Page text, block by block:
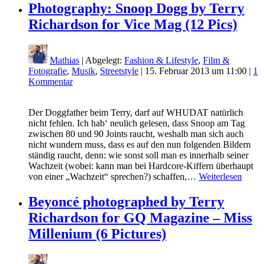
Photography: Snoop Dogg by Terry
Richardson for Vice Mag (12 Pics)
Mathias | Abgelegt: Fashion & Lifestyle, Film &
Fotografie, Musik, Streetstyle | 15. Februar 2013 um 11:00 | 1
Kommentar
Der Doggfather beim Terry, darf auf WHUDAT natürlich
nicht fehlen. Ich hab‘ neulich gelesen, dass Snoop am Tag
zwischen 80 und 90 Joints raucht, weshalb man sich auch
nicht wundern muss, dass es auf den nun folgenden Bildern
ständig raucht, denn: wie sonst soll man es innerhalb seiner
Wachzeit (wobei: kann man bei Hardcore-Kiffern überhaupt
von einer „Wachzeit“ sprechen?) schaffen,… Weiterlesen
Beyoncé photographed by Terry
Richardson for GQ Magazine – Miss
Millenium (6 Pictures)